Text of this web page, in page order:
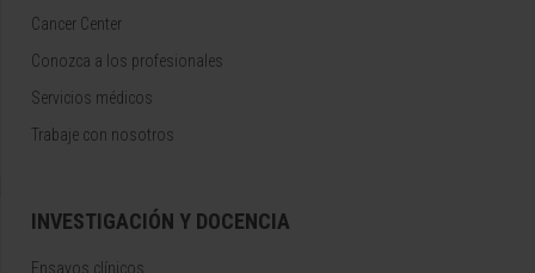
Cancer Center
Conozca a los profesionales
Servicios médicos
Trabaje con nosotros
INVESTIGACIÓN Y DOCENCIA
Ensayos clínicos